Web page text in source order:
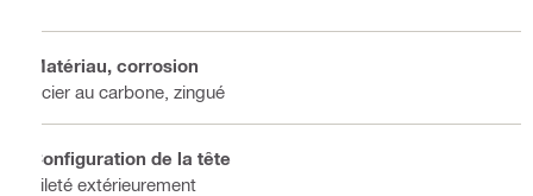
Matériau, corrosion
Acier au carbone, zingué
Configuration de la tête
Fileté extérieurement